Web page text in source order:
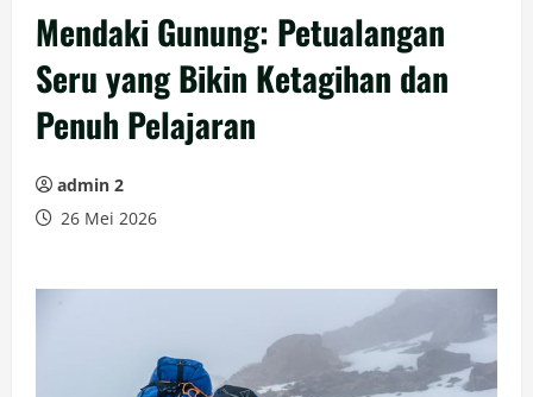
Mendaki Gunung: Petualangan
Seru yang Bikin Ketagihan dan
Penuh Pelajaran
admin 2
26 Mei 2026